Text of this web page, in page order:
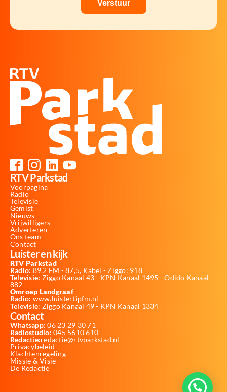
RTV Parkstad
Voorpagina
Radio
Televisie
Gemist
Nieuws
Vrijwilligers
Adverteren
Ons team
Contact
Luister en kijk
RTV Parkstad
Radio: 89,2 FM - 87,5, Kabel - Ziggo: 918
Televisie: Ziggo Kanaal 43 - KPN Kanaal 1495 - Odido Kanaal
882
Omroep Landgraaf
Radio: www.luistertipfm.nl
Televisie: Ziggo Kanaal 49 - KPN Kanaal 1334
Contact
Whatsapp: 06 23 29 30 71
Radiostudio: 045 5610 610
Redactie:redactie@rtvparkstad.nl
Privacybeleid
Klachtenregeling
Missie & Visie
De Redactie